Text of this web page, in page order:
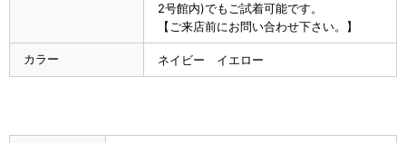
2号館内)でもご試着可能です。
【ご来店前にお問い合わせ下さい。】
カラー ネイビー イエロー